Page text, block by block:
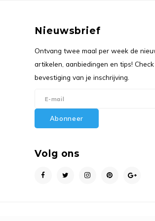
Nieuwsbrief
Ontvang twee maal per week de
artikelen, aanbiedingen en tips!
bevestiging van je inschrijving.
Abonneer
Volg ons